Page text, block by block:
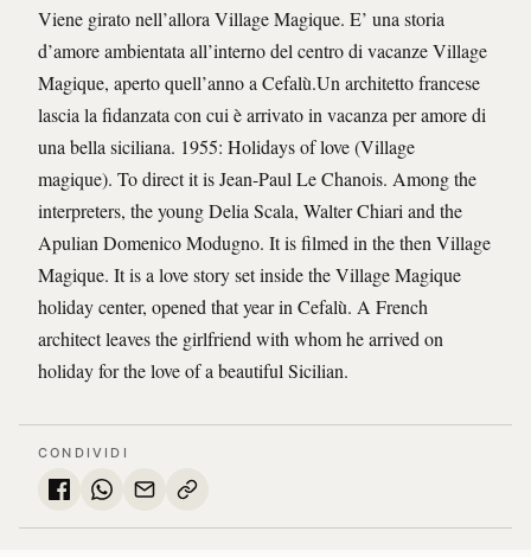
Viene girato nell’allora Village Magique. E’ una storia
d’amore ambientata all’interno del centro di vacanze Village
Magique, aperto quell’anno a Cefalù.Un architetto francese
lascia la fidanzata con cui è arrivato in vacanza per amore di
una bella siciliana. 1955: Holidays of love (Village
magique). To direct it is Jean-Paul Le Chanois. Among the
interpreters, the young Delia Scala, Walter Chiari and the
Apulian Domenico Modugno. It is filmed in the then Village
Magique. It is a love story set inside the Village Magique
holiday center, opened that year in Cefalù. A French
architect leaves the girlfriend with whom he arrived on
holiday for the love of a beautiful Sicilian.
CONDIVIDI